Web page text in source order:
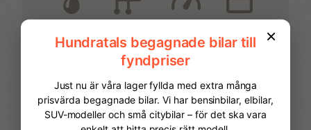
Regnsensor Start- & Stoppfunktion
Yttertemperaturmätare